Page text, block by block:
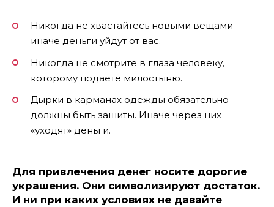
Никогда не хвастайтесь новыми вещами –
иначе деньги уйдут от вас.
Никогда не смотрите в глаза человеку,
которому подаете милостыню.
Дырки в карманах одежды обязательно
должны быть зашиты. Иначе через них
«уходят» деньги.
Для привлечения денег носите дорогие
украшения. Они символизируют достаток.
И ни при каких условиях не давайте